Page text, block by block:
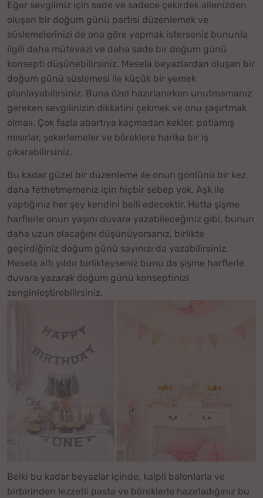
Eğer sevgiliniz için sade ve sadece çekirdek ailenizden
oluşan bir doğum günü partisi düzenlemek ve
süslemelerinizi de ona göre yapmak isterseniz bununla
ilgili daha mütevazi ve daha sade bir doğum günü
konsepti düşünebilirsiniz. Mesela beyazlardan oluşan bir
doğum günü süslemesi ile küçük bir yemek
planlayabilirsiniz. Buna özel hazırlanırken unutmamanız
gereken sevgilinizin dikkatini çekmek ve onu şaşırtmak
olmalı. Çok fazla abartıya kaçmadan kekler, patlamış
mısırlar, şekerlemeler ve böreklere harika bir iş
çıkarabilirsiniz.
Bu kadar güzel bir düzenleme ile onun gönlünü bir kez
daha fethetmemeniz için hiçbir sebep yok. Aşk ile
yaptığınız her şey kendini belli edecektir. Hatta şişme
harflerle onun yaşını duvara yazabileceğiniz gibi, bunun
daha uzun olacağını düşünüyorsanız, birlikte
geçirdiğiniz doğum günü sayınızı da yazabilirsiniz.
Mesela altı yıldır birlikteyseniz bunu da şişme harflerle
duvara yazarak doğum günü konseptinizi
zenginleştirebilirsiniz.
Belki bu kadar beyazlar içinde, kalpli balonlarla ve
birbirinden lezzetli pasta ve böreklerle hazırladığınız bu